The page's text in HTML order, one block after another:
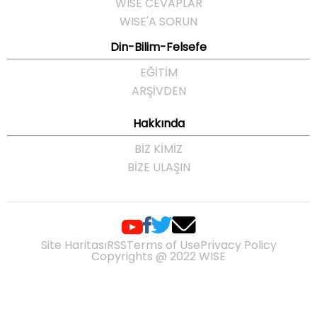
WISE'A SORUN
Din-Bilim-Felsefe
EĞITIM
ARŞIVDEN
Hakkında
BIZ KIMIZ
BIZE ULAŞIN
Copyrights @ 2022 WISE
Site HaritasıRSSTerms of UsePrivacy Policy